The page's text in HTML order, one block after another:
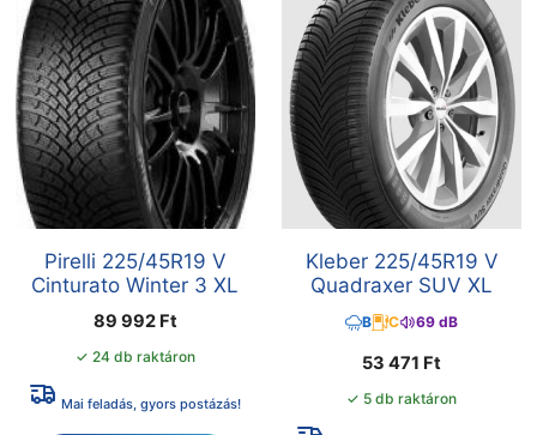
Pirelli 225/45R19 V
Cinturato Winter 3 XL
89 992 Ft
✓ 24 db raktáron
Mai feladás, gyors postázás!
Kleber 225/45R19 V
Quadraxer SUV XL
B C 69 dB
53 471 Ft
✓ 5 db raktáron